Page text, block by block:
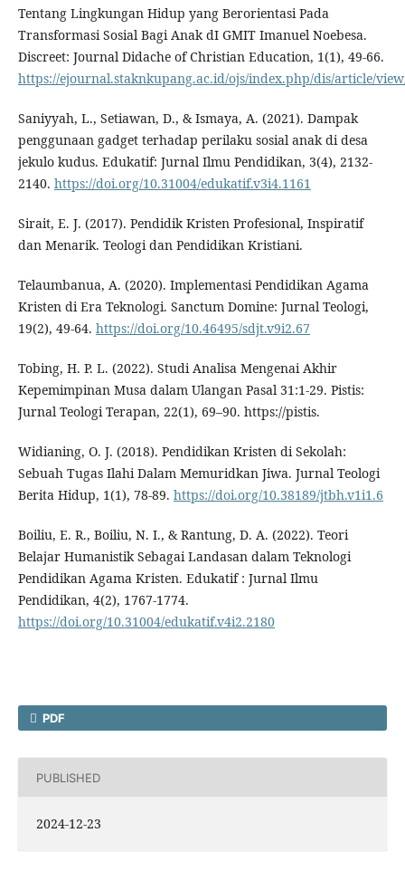
Tentang Lingkungan Hidup yang Berorientasi Pada
Transformasi Sosial Bagi Anak dI GMIT Imanuel Noebesa.
Discreet: Journal Didache of Christian Education, 1(1), 49-66.
https://ejournal.staknkupang.ac.id/ojs/index.php/dis/article/
Saniyyah, L., Setiawan, D., & Ismaya, A. (2021). Dampak
penggunaan gadget terhadap perilaku sosial anak di desa
jekulo kudus. Edukatif: Jurnal Ilmu Pendidikan, 3(4), 2132-
2140. https://doi.org/10.31004/edukatif.v3i4.1161
Sirait, E. J. (2017). Pendidik Kristen Profesional, Inspiratif
dan Menarik. Teologi dan Pendidikan Kristiani.
Telaumbanua, A. (2020). Implementasi Pendidikan Agama
Kristen di Era Teknologi. Sanctum Domine: Jurnal Teologi,
19(2), 49-64. https://doi.org/10.46495/sdjt.v9i2.67
Tobing, H. P. L. (2022). Studi Analisa Mengenai Akhir
Kepemimpinan Musa dalam Ulangan Pasal 31:1-29. Pistis:
Jurnal Teologi Terapan, 22(1), 69–90. https://pistis.
Widianing, O. J. (2018). Pendidikan Kristen di Sekolah:
Sebuah Tugas Ilahi Dalam Memuridkan Jiwa. Jurnal Teologi
Berita Hidup, 1(1), 78-89. https://doi.org/10.38189/jtbh.v1i1.6
Boiliu, E. R., Boiliu, N. I., & Rantung, D. A. (2022). Teori
Belajar Humanistik Sebagai Landasan dalam Teknologi
Pendidikan Agama Kristen. Edukatif : Jurnal Ilmu
Pendidikan, 4(2), 1767-1774.
https://doi.org/10.31004/edukatif.v4i2.2180
PDF
PUBLISHED
2024-12-23